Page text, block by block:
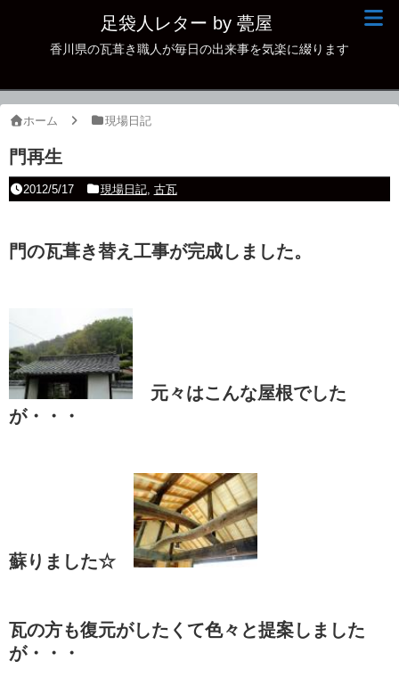
足袋人レター by 甍屋
香川県の瓦葺き職人が毎日の出来事を気楽に綴ります
ホーム 現場日記
門再生
2012/5/17 現場日記, 古瓦
門の瓦葺き替え工事が完成しました。
元々はこんな屋根でした
が・・・
蘇りました☆
瓦の方も復元がしたくて色々と提案しました
が・・・
現場日記
古瓦
本日の一品